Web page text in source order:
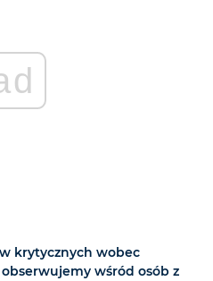
krytycznych wobec
wśród osób z